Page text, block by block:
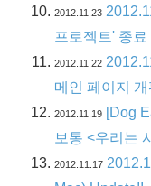
2012.11.23
프로젝트' 종료
2012.11.22
메인 페이지 개
2012.11.19 [Dog
보통 <우리는
2012.11.17